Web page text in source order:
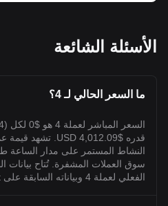
الأسئلة الشائعة
ما السعر الحالي لـ 4؟
سوق العملات المشفرة. تُتاح بيانات
الفعلي لعملة 4 وبياناته السابقة على Bitget.